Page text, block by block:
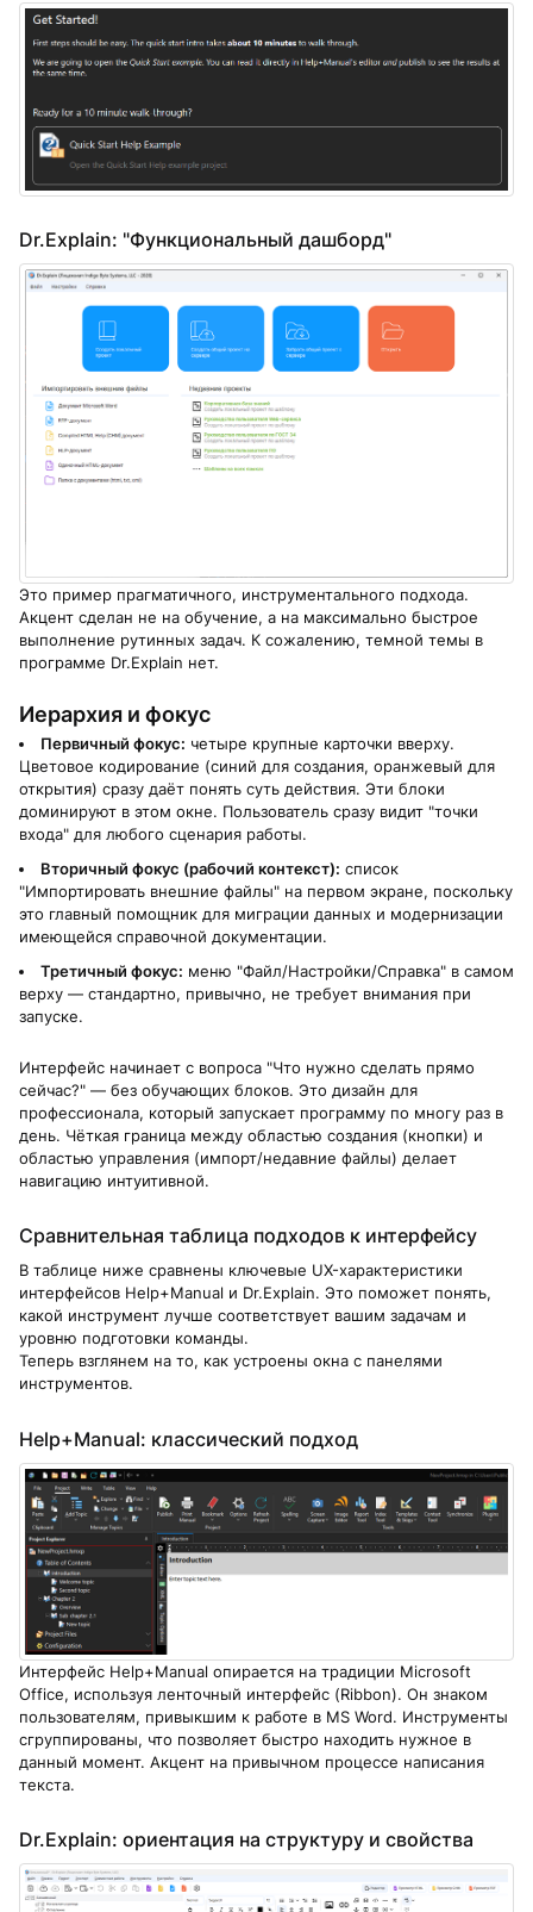
Dr.Explain: "Функциональный дашборд"
Это пример прагматичного, инструментального подхода.
Акцент сделан не на обучение, а на максимально быстрое
выполнение рутинных задач. К сожалению, темной темы в
программе Dr.Explain нет.
Иерархия и фокус
Первичный фокус: четыре крупные карточки вверху.
Цветовое кодирование (синий для создания, оранжевый для
открытия) сразу даёт понять суть действия. Эти блоки
доминируют в этом окне. Пользователь сразу видит "точки
входа" для любого сценария работы.
Вторичный фокус (рабочий контекст): список
"Импортировать внешние файлы" на первом экране, поскольку
это главный помощник для миграции данных и модернизации
имеющейся справочной документации.
Третичный фокус: меню "Файл/Настройки/Справка" в самом
верху — стандартно, привычно, не требует внимания при
запуске.
Интерфейс начинает с вопроса "Что нужно сделать прямо
сейчас?" — без обучающих блоков. Это дизайн для
профессионала, который запускает программу по многу раз в
день. Чёткая граница между областью создания (кнопки) и
областью управления (импорт/недавние файлы) делает
навигацию интуитивной.
Сравнительная таблица подходов к интерфейсу
В таблице ниже сравнены ключевые UX-характеристики
интерфейсов Help+Manual и Dr.Explain. Это поможет понять,
какой инструмент лучше соответствует вашим задачам и
уровню подготовки команды.
Теперь взглянем на то, как устроены окна с панелями
инструментов.
Help+Manual: классический подход
Интерфейс Help+Manual опирается на традиции Microsoft
Office, используя ленточный интерфейс (Ribbon). Он знаком
пользователям, привыкшим к работе в MS Word. Инструменты
сгруппированы, что позволяет быстро находить нужное в
данный момент. Акцент на привычном процессе написания
текста.
Dr.Explain: ориентация на структуру и свойства